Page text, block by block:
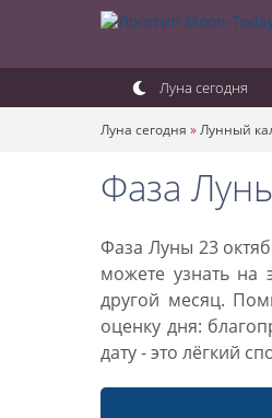
Луна сегодня
Луна сегодня »Лунный
Фаза
Фаза Луны 23
можете узнать на
другой месяц.
оценку дня:
дату - это лёгкий